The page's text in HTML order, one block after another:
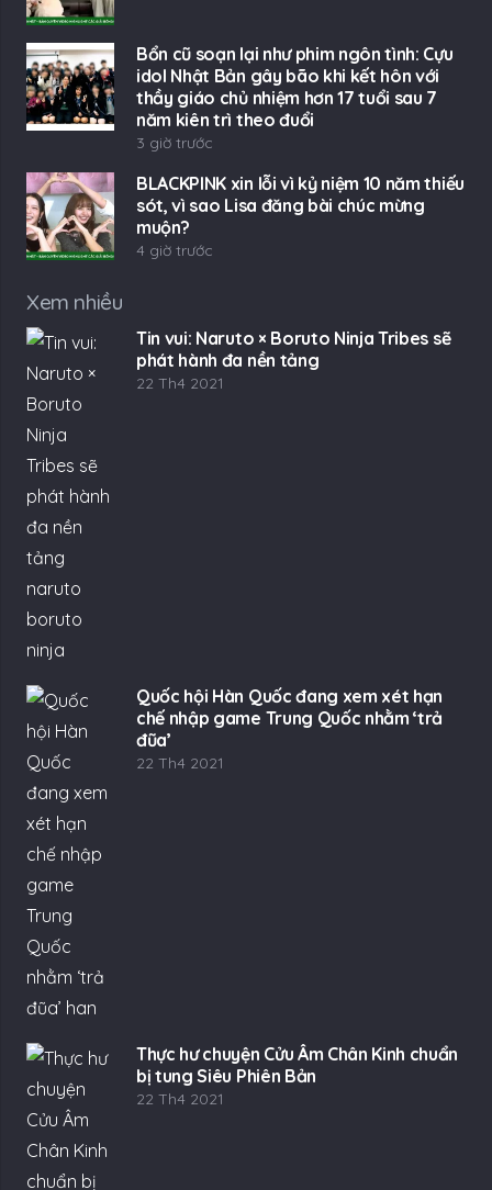
Bổn cũ soạn lại như phim ngôn tình: Cựu
idol Nhật Bản gây bão khi kết hôn với
thầy giáo chủ nhiệm hơn 17 tuổi sau 7
năm kiên trì theo đuổi
3 giờ trước
BLACKPINK xin lỗi vì kỷ niệm 10 năm thiếu
sót, vì sao Lisa đăng bài chúc mừng
muộn?
4 giờ trước
Xem nhiều
Tin vui: Naruto × Boruto Ninja Tribes sẽ
phát hành đa nền tảng
22 Th4 2021
Quốc hội Hàn Quốc đang xem xét hạn
chế nhập game Trung Quốc nhằm ‘trả
đũa’
22 Th4 2021
Thực hư chuyện Cửu Âm Chân Kinh chuẩn
bị tung Siêu Phiên Bản
22 Th4 2021